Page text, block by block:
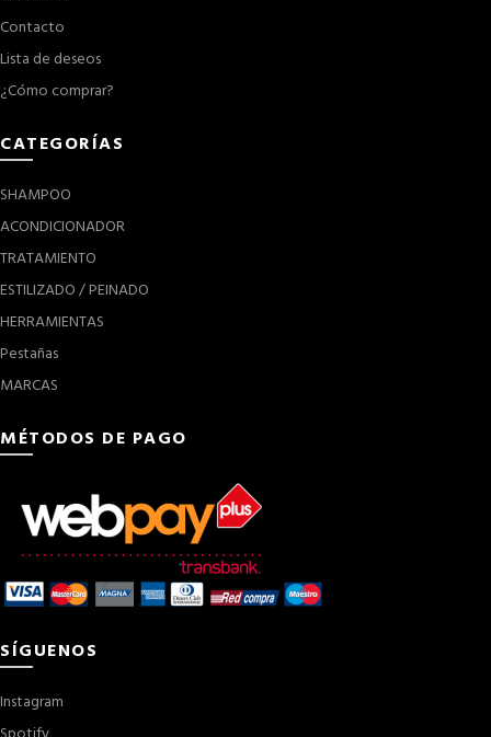
Contacto
Lista de deseos
¿Cómo comprar?
CATEGORÍAS
SHAMPOO
ACONDICIONADOR
TRATAMIENTO
ESTILIZADO / PEINADO
HERRAMIENTAS
Pestañas
MARCAS
MÉTODOS DE PAGO
SÍGUENOS
Instagram